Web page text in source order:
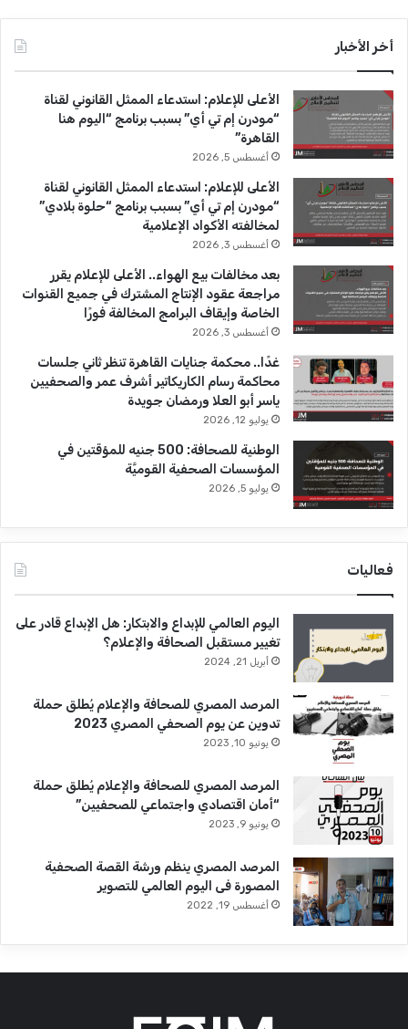
س
و
ك
T
u
b
e
ق
ا
م
أخر الأخبار
الأعلى للإعلام: استدعاء الممثل القانوني لقناة
“مودرن إم تي أي” بسبب برنامج “اليوم هنا
القاهرة”
أغسطس 5, 2026
الأعلى للإعلام: استدعاء الممثل القانوني لقناة
“مودرن إم تي أي” بسبب برنامج “حلوة بلادي”
لمخالفته الأكواد الإعلامية
أغسطس 3, 2026
بعد مخالفات بيع الهواء.. الأعلى للإعلام يقرر
مراجعة عقود الإنتاج المشترك في جميع القنوات
الخاصة وإيقاف البرامج المخالفة فورًا
أغسطس 3, 2026
غدًا.. محكمة جنايات القاهرة تنظر ثاني جلسات
محاكمة رسام الكاريكاتير أشرف عمر والصحفيين
ياسر أبو العلا ورمضان جويدة
يوليو 12, 2026
الوطنية للصحافة: 500 جنيه للمؤقتين في
المؤسسات الصحفية القوميَّة
يوليو 5, 2026
فعاليات
اليوم العالمي للإبداع والابتكار: هل الإبداع قادر على
تغيير مستقبل الصحافة والإعلام؟
أبريل 21, 2024
المرصد المصري للصحافة والإعلام يُطلق حملة
تدوين عن يوم الصحفي المصري 2023
يونيو 10, 2023
المرصد المصري للصحافة والإعلام يُطلق حملة
“أمان اقتصادي واجتماعي للصحفيين”
يونيو 9, 2023
المرصد المصري ينظم ورشة القصة الصحفية
المصورة فى اليوم العالمي للتصوير
أغسطس 19, 2022